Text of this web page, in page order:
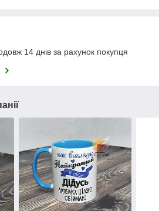
14 днів за рахунок покупця